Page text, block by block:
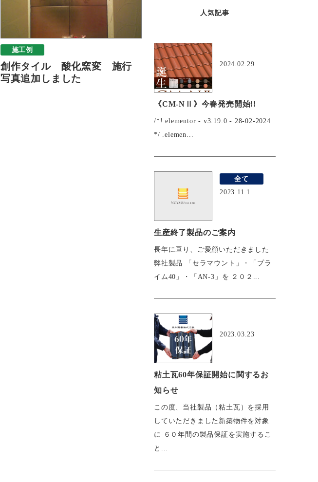
施工例
創作タイル 酸化窯変 施行
写真追加しました
人気記事
2024.02.29
《CM-NⅡ》今春発売開始!!
/*! elementor - v3.19.0 - 28-02-2024
*/ .elemen...
全て
2023.11.1
生産終了製品のご案内
長年に亘り、ご愛顧いただきました
弊社製品 「セラマウント」・「プラ
イム40」・「AN-3」を ２０２...
2023.03.23
粘土瓦60年保証開始に関するお
知らせ
この度、当社製品（粘土瓦）を採用
していただきました新築物件を対象
に ６０年間の製品保証を実施するこ
と...